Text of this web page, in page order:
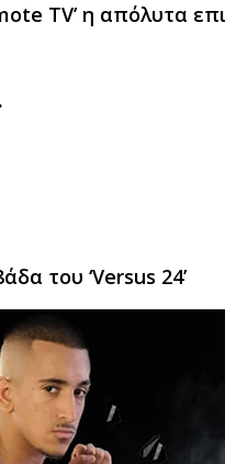
TV’ η απόλυτα
του ‘Versus 24’